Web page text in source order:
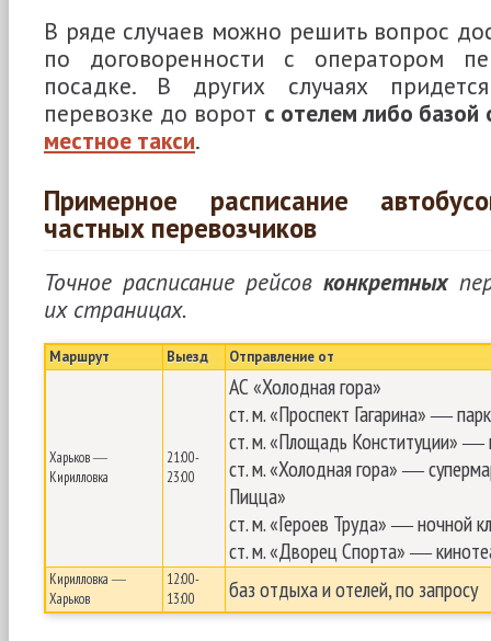
В ряде случаев можно решить вопрос
по договоренности с оператором
посадке. В других случаях
перевозке до ворот с отелем либо базой
местное такси.
Примерное расписание
частных перевозчиков
Точное расписание рейсов конкретных
их страницах.
Маршрут Выезд Отправление от
Харьков ―
Кирилловка
21:00-
23:00
АС «Холодная гора»
ст. м. «Проспект Гагарина» ―
ст. м. «Площадь Конституции» ―
ст. м. «Холодная гора» ―
Пицца»
ст. м. «Героев Труда» ― ночной
ст. м. «Дворец Спорта» ―
Кирилловка ―
Харьков
12:00-
13:00
баз отдыха и отелей, по запросу